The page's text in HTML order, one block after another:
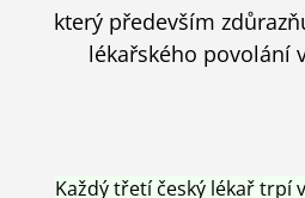
který především
lékařského povolání
Každý třetí český lékař trpí